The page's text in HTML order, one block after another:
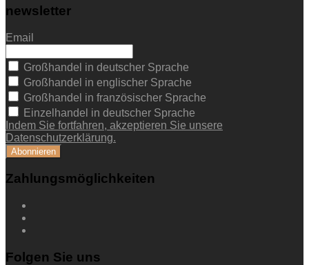
newsletter
Email
Großhandel in deutscher Sprache
Großhandel in englischer Sprache
Großhandel in französischer Sprache
Einzelhandel in deutscher Sprache
Indem Sie fortfahren, akzeptieren Sie unsere
Datenschutzerklärung.
Zahlungsmöglichkeiten
Folgen Sie uns